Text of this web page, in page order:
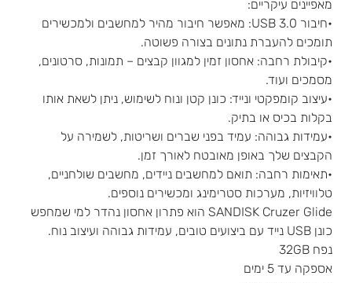
מאפיינים עיקריים:
•חיבור USB 3.0: מאפשר חיבור מהיר למחשבים ולמכשירים
תומכים להעברת נתונים בצורה פשוטה.
•קיבולת רחבה: אחסון זמין למגוון קבצים – תמונות, סרטונים,
מסמכים ועוד.
•עיצוב קומפקטי ונייד: כונן קטן ונוח לשימוש, ניתן לשאת אותו
בקלות בכיס או בתיק.
•עמידות גבוהה: עמיד בפני שברים ושריטות, לשמירה על
הקבצים שלך באופן מאובטח לאורך זמן.
•תאימות רחבה: תואם למחשבים ניידים, מחשבים שולחניים,
טלוויזיות, מערכות סטרימינג ומכשירים נוספים.
SANDISK Cruzer Glide הוא פתרון אחסון נהדר למי שמחפש
כונן USB נייד עם ביצועים טובים, עמידות גבוהה ועיצוב נוח.
נפח 32GB
אספקה עד 5 ימים